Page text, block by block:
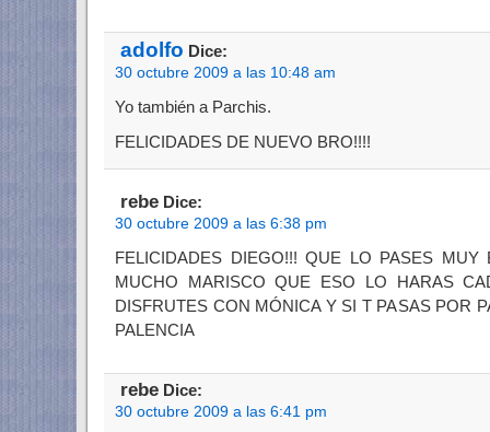
adolfo Dice:
30 octubre 2009 a las 10:48 am
Yo también a Parchis.
FELICIDADES DE NUEVO BRO!!!!
rebe Dice:
30 octubre 2009 a las 6:38 pm
FELICIDADES DIEGO!!! QUE LO PASES
MUCHO MARISCO QUE ESO LO HARAS
DISFRUTES CON MÓNICA Y SI T PASAS POR
PALENCIA
rebe Dice:
30 octubre 2009 a las 6:41 pm